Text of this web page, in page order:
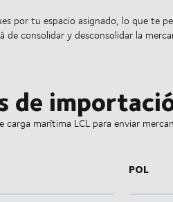
por tu espacio asignado, lo que te
consolidar y desconsolidar la
de
marítima LCL para enviar
POL